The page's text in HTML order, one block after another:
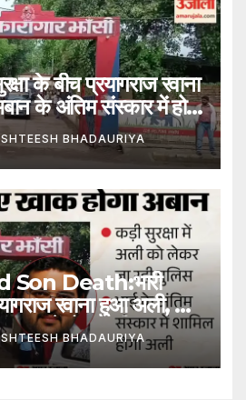
के बीच प्रयागराज रवाना
के अंतिम संस्कार में होगा
SHTEESH BHADAURIYA
Death:भारी
रवाना हुआ अली, भाई
में होगा शामिल –
Son Death Ali
Amidst
SHTEESH BHADAURIYA